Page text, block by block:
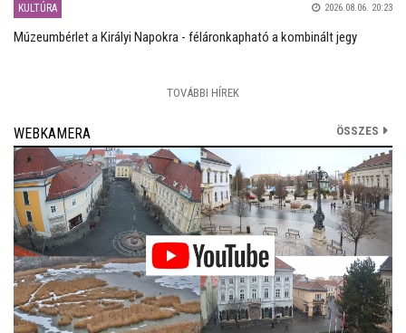
KULTÚRA 2026.08.06. 20:23
Múzeumbérlet a Királyi Napokra - féláronkapható a kombinált jegy
TOVÁBBI HÍREK
WEBKAMERA ÖSSZES